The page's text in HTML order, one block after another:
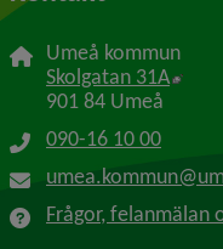
Umeå kommun
Skolgatan 31A
901 84 Umeå
090-16 10 00
Frågor, felanmälan